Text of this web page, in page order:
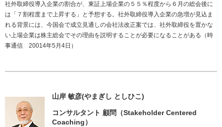
社外取締役導入企業の割合が、東証上場企業の５５％程度から６月の総会後に
は「７割程度まで上昇する」と予想する。社外取締役導入企業の急増が見込ま
れる背景には、今国会で成立見通しの会社法改正案では、社外取締役を置かな
い上場企業は株主総会でその理由を説明することが必要になることがある（時
事通信 20014年5月4日）
山岸 敏彦(やまぎし としひこ)
コンサルタント 顧問（Stakeholder Centered
Coaching）